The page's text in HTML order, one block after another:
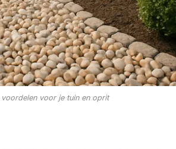
voor je tuin en oprit